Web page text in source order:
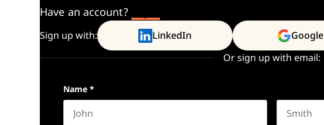
Have an account?
Sign up with: LinkedIn Google
Or sign up with email:
Name *